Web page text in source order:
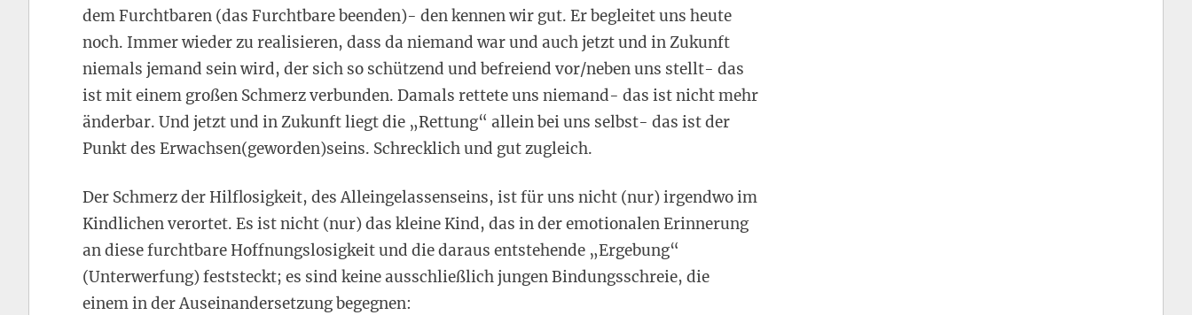
dem Furchtbaren (das Furchtbare beenden)- den kennen wir gut. Er begleitet uns heute
noch. Immer wieder zu realisieren, dass da niemand war und auch jetzt und in Zukunft
niemals jemand sein wird, der sich so schützend und befreiend vor/neben uns stellt- das
ist mit einem großen Schmerz verbunden. Damals rettete uns niemand- das ist nicht mehr
änderbar. Und jetzt und in Zukunft liegt die „Rettung“ allein bei uns selbst- das ist der
Punkt des Erwachsen(geworden)seins. Schrecklich und gut zugleich.
Der Schmerz der Hilflosigkeit, des Alleingelassenseins, ist für uns nicht (nur) irgendwo im
Kindlichen verortet. Es ist nicht (nur) das kleine Kind, das in der emotionalen Erinnerung
an diese furchtbare Hoffnungslosigkeit und die daraus entstehende „Ergebung“
(Unterwerfung) feststeckt; es sind keine ausschließlich jungen Bindungsschreie, die
einem in der Auseinandersetzung begegnen: